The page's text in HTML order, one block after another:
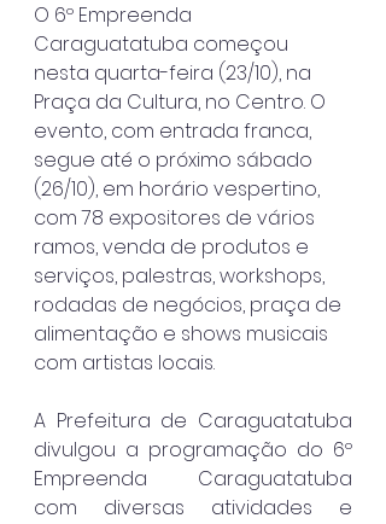
O 6º Empreenda
Caraguatatuba começou
nesta quarta-feira (23/10), na
Praça da Cultura, no Centro. O
evento, com entrada franca,
segue até o próximo sábado
(26/10), em horário vespertino,
com 78 expositores de vários
ramos, venda de produtos e
serviços, palestras, workshops,
rodadas de negócios, praça de
alimentação e shows musicais
com artistas locais.
A Prefeitura de Caraguatatuba
divulgou a programação do 6º
Empreenda Caraguatatuba
com diversas atividades e